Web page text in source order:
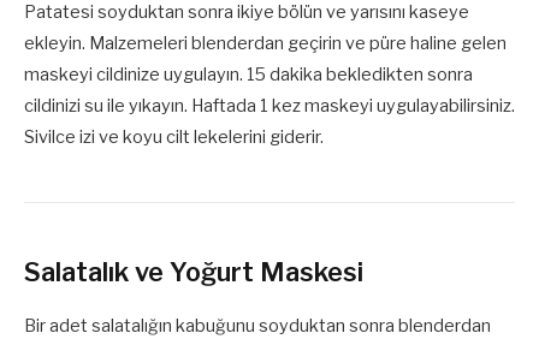
Patatesi soyduktan sonra ikiye bölün ve yarısını kaseye
ekleyin. Malzemeleri blenderdan geçirin ve püre haline gelen
maskeyi cildinize uygulayın. 15 dakika bekledikten sonra
cildinizi su ile yıkayın. Haftada 1 kez maskeyi uygulayabilirsiniz.
Sivilce izi ve koyu cilt lekelerini giderir.
Salatalık ve Yoğurt Maskesi
Bir adet salatalığın kabuğunu soyduktan sonra blenderdan